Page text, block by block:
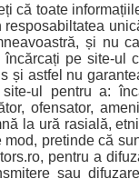
că toate
resposabiltatea
și nu
pe site-ul
și astfel nu
site-ul pentru a:
ofensator,
la ură rasială,
mod, pretinde că
pentru a
sau